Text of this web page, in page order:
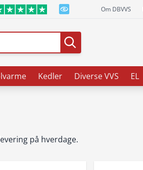
Om DBVVS
Kedler Diverse VVS EL
på hverdage.